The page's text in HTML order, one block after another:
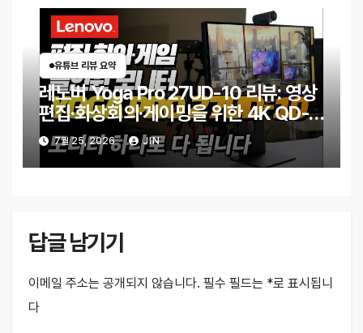
유튜브 리뷰 요약
레노버 Yoga Pro 27UD-10 리뷰: 영상
편집·화상회의·게이밍을 위한 4K QD-
OLED 모니터
7월 25, 2026 JIN
답글 남기기
이메일 주소는 공개되지 않습니다. 필수 필드는 *로 표시됩니
다